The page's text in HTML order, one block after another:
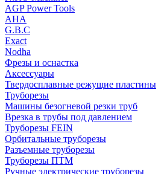
AGP Power Tools
AHA
G.B.C
Exact
Nodha
Фрезы и оснастка
Аксессуары
Твердосплавные режущие пластины
Труборезы
Машины безогневой резки труб
Врезка в трубы под давлением
Труборезы FEIN
Орбитальные труборезы
Разъемные труборезы
Труборезы ПТМ
Ручные электрические труборезы